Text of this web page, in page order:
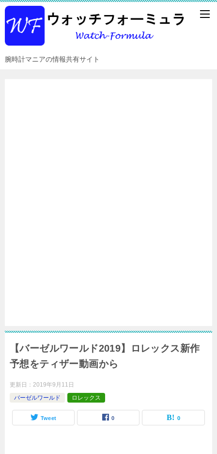
腕時計マニアの情報共有サイト
【バーゼルワールド2019】ロレックス新作
予想をティザー動画から
更新日： 2019年9月11日
バーゼルワールド
ロレックス
Tweet 0 0